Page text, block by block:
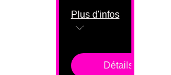
Plus d'infos
Détails